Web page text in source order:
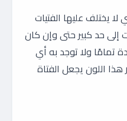
لا يختلف عليها الفتيات
إلى حد كبير حتى وإن كان
تمامًا ولا توجد به أي
هذا اللون يجعل الفتاة